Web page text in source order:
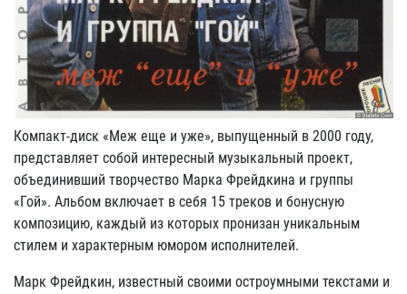
Компакт-диск «Меж еще и уже», выпущенный в 2000 году,
представляет собой интересный музыкальный проект,
объединивший творчество Марка Фрейдкина и группы
«Гой». Альбом включает в себя 15 треков и бонусную
композицию, каждый из которых пронизан уникальным
стилем и характерным юмором исполнителей.
Марк Фрейдкин, известный своими остроумными текстами и